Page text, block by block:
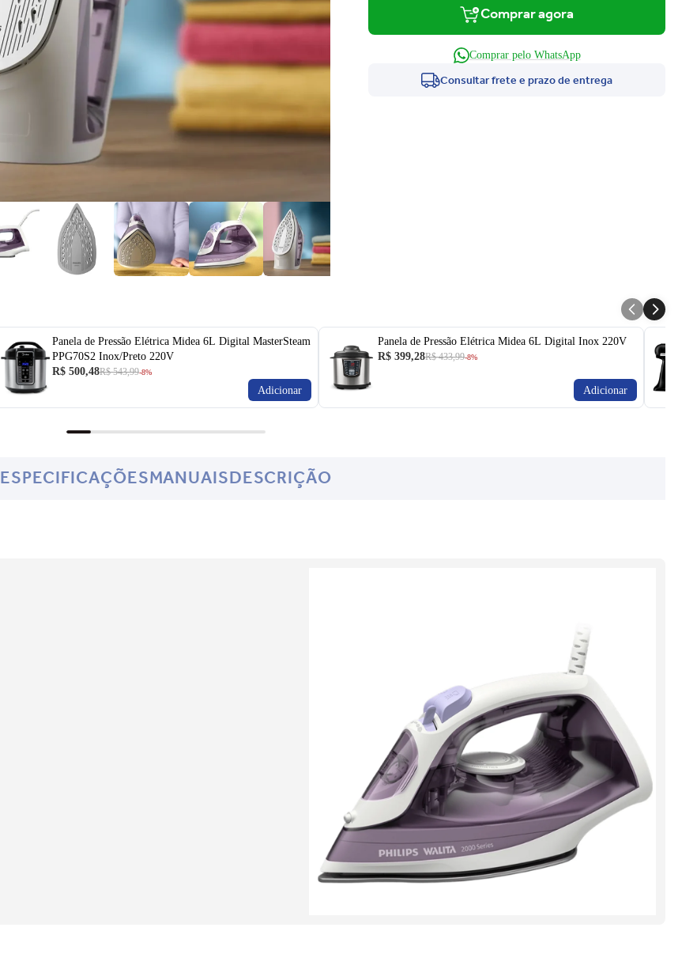
Comprar agora
Comprar pelo WhatsApp
Consultar frete e prazo de entrega
Panela de Pressão Elétrica Midea 6L Digital MasterSteam
PPG70S2 Inox/Preto 220V
R$ 500,48R$ 543,99-8%
Adicionar
Panela de Pressão Elétrica Midea 6L Digital Inox 220V
R$ 399,28R$ 433,99-8%
Adicionar
ESPECIFICAÇÕESMANUAISDESCRIÇÃO